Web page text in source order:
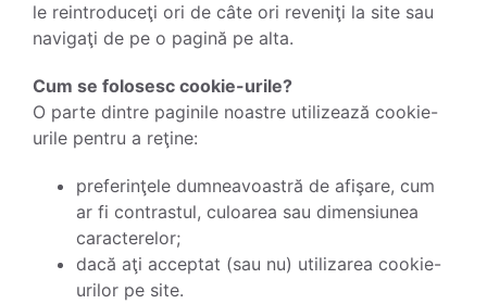
le reintroduceţi ori de câte ori reveniţi la site sau
navigaţi de pe o pagină pe alta.
Cum se folosesc cookie-urile?
O parte dintre paginile noastre utilizează cookie-
urile pentru a reţine:
preferinţele dumneavoastră de afişare, cum
ar fi contrastul, culoarea sau dimensiunea
caracterelor;
dacă aţi acceptat (sau nu) utilizarea cookie-
urilor pe site.